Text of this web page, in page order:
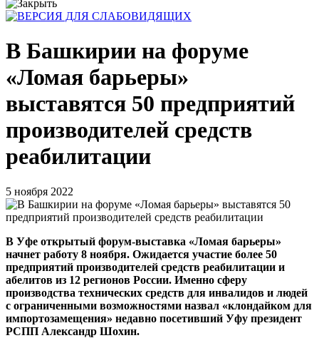
В Башкирии на форуме
«Ломая барьеры»
выставятся 50 предприятий
производителей средств
реабилитации
5 ноября 2022
В Уфе открытый форум-выставка «Ломая барьеры»
начнет работу 8 ноября. Ожидается участие более 50
предприятий производителей средств реабилитации и
абелитов из 12 регионов России. Именно сферу
производства технических средств для инвалидов и людей
с ограниченными возможностями назвал «клондайком для
импортозамещения» недавно посетивший Уфу президент
РСПП Александр Шохин.